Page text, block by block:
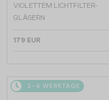
VIOLETTEM LICHTFILTER-
GLÄSERN
179 EUR
2-4 WERKTAGE